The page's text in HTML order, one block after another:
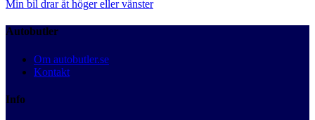
Min bil drar åt höger eller vänster
Autobutler
Om autobutler.se
Kontakt
Info